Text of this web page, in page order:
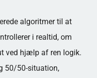
algoritmer til at
i realtid, om
ved hjælp af ren logik.
50/50-situation,